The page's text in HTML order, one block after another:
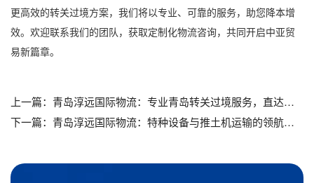
更高效的转关过境方案，我们将以专业、可靠的服务，助您降本增
效。欢迎联系我们的团队，获取定制化物流咨询，共同开启中亚贸
易新篇章。
上一篇： 青岛淳远国际物流：专业青岛转关过境服务，直达哈萨克斯坦的物流专家_青岛物流公司_青岛转关过境到哈萨克斯坦
下一篇： 青岛淳远国际物流：特种设备与推土机运输的领航者_青岛特种设备运输_青岛推土机运输